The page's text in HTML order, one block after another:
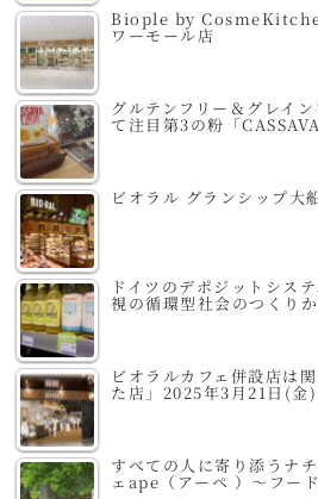
Biople by
ワーモール店
グルテンフリー＆グレイ
て注目第3の粉「
ビオラル グランシップ
ドイツのデポジットシス
視の循環型社会のつくり
ビオラルカフェ併設店は
た店」2025年3月21日(金)
すべての人に寄り添うナ
ェape（アーペ ）～フー